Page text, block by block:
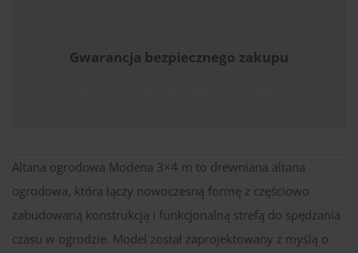
Gwarancja bezpiecznego zakupu
Altana ogrodowa Modena 3×4 m to drewniana altana
ogrodowa, która łączy nowoczesną formę z częściowo
zabudowaną konstrukcją i funkcjonalną strefą do spędzania
czasu w ogrodzie. Model został zaprojektowany z myślą o